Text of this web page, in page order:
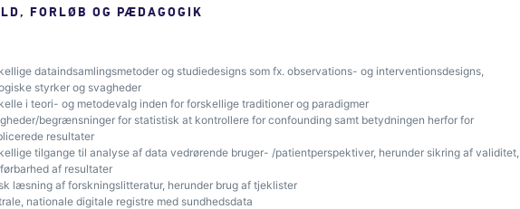
FORLØB OG PÆDAGOGIK
dataindsamlingsmetoder og studiedesigns som fx. observations- og interventionsdesigns,
styrker og svagheder
i teori- og metodevalg inden for forskellige traditioner og paradigmer
begrænsninger for statistisk at kontrollere for confounding samt betydningen herfor for
resultater
tilgange til analyse af data vedrørende bruger- /patientperspektiver, herunder sikring af validitet,
af resultater
læsning af forskningslitteratur, herunder brug af tjeklister
nationale digitale registre med sundhedsdata